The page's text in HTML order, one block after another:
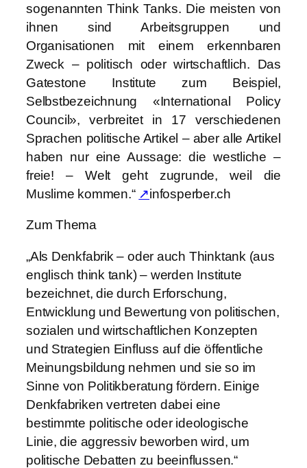
sogenannten Think Tanks. Die meisten von
ihnen sind Arbeitsgruppen und
Organisationen mit einem erkennbaren
Zweck – politisch oder wirtschaftlich. Das
Gatestone Institute zum Beispiel,
Selbstbezeichnung «International Policy
Council», verbreitet in 17 verschiedenen
Sprachen politische Artikel – aber alle Artikel
haben nur eine Aussage: die westliche –
freie! – Welt geht zugrunde, weil die
Muslime kommen.“ ↗infosperber.ch
Zum Thema
„Als Denkfabrik – oder auch Thinktank (aus
englisch think tank) – werden Institute
bezeichnet, die durch Erforschung,
Entwicklung und Bewertung von politischen,
sozialen und wirtschaftlichen Konzepten
und Strategien Einfluss auf die öffentliche
Meinungsbildung nehmen und sie so im
Sinne von Politikberatung fördern. Einige
Denkfabriken vertreten dabei eine
bestimmte politische oder ideologische
Linie, die aggressiv beworben wird, um
politische Debatten zu beeinflussen.“